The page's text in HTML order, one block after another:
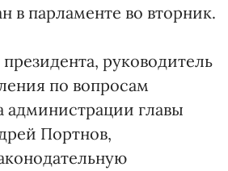
в парламенте во вторник.
руководитель
по вопросам
администрации главы
Портнов,